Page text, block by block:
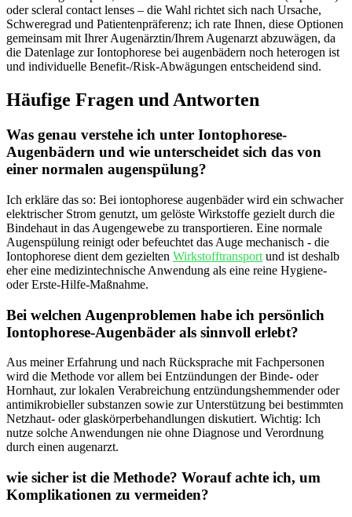
oder scleral contact lenses – die ‍Wahl richtet sich nach Ursache,
Schweregrad und Patientenpräferenz; ich rate Ihnen, diese Optionen
gemeinsam mit Ihrer Augenärztin/Ihrem Augenarzt‍ abzuwägen, da
die‌ Datenlage zur Iontophorese bei augenbädern noch heterogen ist
und individuelle Benefit‑/Risk‑Abwägungen entscheidend sind.
Häufige Fragen und Antworten
Was genau ⁣verstehe ich unter Iontophorese-
Augenbädern und⁢ wie unterscheidet sich das von
einer normalen augenspülung?
Ich erkläre das so: Bei iontophorese augenbäder ‍wird ein‌ schwacher
elektrischer Strom genutzt, um‌ gelöste Wirkstoffe ‍gezielt durch die
Bindehaut in das Augengewebe zu transportieren. Eine normale
Augenspülung reinigt oder befeuchtet⁢ das Auge mechanisch ⁢- die
⁣Iontophorese dient dem gezielten Wirkstofftransport und ist deshalb
eher eine medizintechnische Anwendung als eine reine Hygiene-⁣
oder Erste-Hilfe-Maßnahme.
Bei welchen Augenproblemen ‍habe ich persönlich
Iontophorese-Augenbäder als sinnvoll erlebt?
Aus meiner Erfahrung und nach​ Rücksprache mit Fachpersonen
wird die Methode vor allem bei⁣ Entzündungen der Binde- oder
Hornhaut, zur lokalen Verabreichung entzündungshemmender oder
antimikrobieller substanzen sowie zur⁣ Unterstützung ⁢bei bestimmten
Netzhaut- oder glaskörperbehandlungen diskutiert. Wichtig: Ich
nutze solche Anwendungen nie ohne ⁤Diagnose und Verordnung
durch⁣ einen augenarzt.
wie‌ sicher​ ist⁤ die Methode? Worauf achte ich, um
Komplikationen zu vermeiden?